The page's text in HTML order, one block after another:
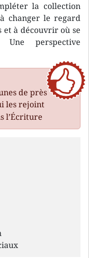
la collection
changer le regard
à découvrir où se
perspective
de près
les rejoint
l’Écriture